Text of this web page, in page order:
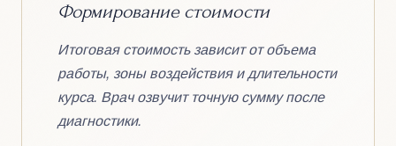
Формирование стоимости
Итоговая стоимость зависит от объема
работы, зоны воздействия и длительности
курса. Врач озвучит точную сумму после
диагностики.